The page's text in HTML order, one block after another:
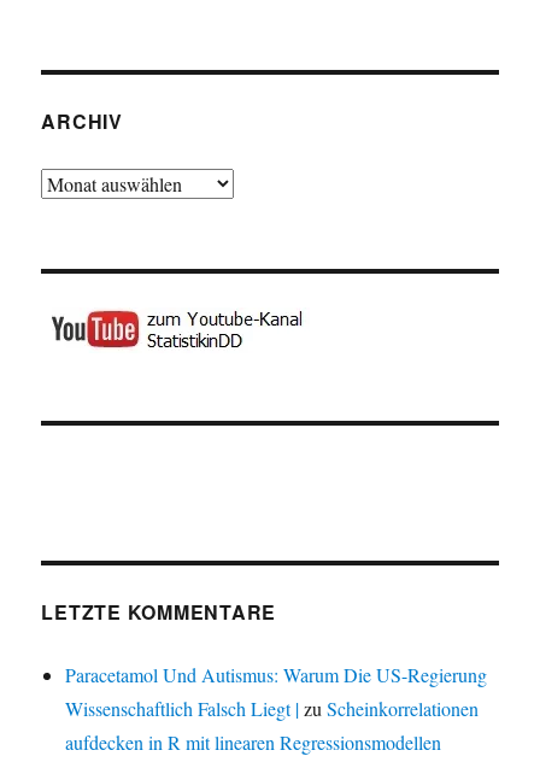
ARCHIV
Archiv
LETZTE KOMMENTARE
Paracetamol Und Autismus: Warum Die US-Regierung
Wissenschaftlich Falsch Liegt |zuScheinkorrelationen
aufdecken in R mit linearen Regressionsmodellen